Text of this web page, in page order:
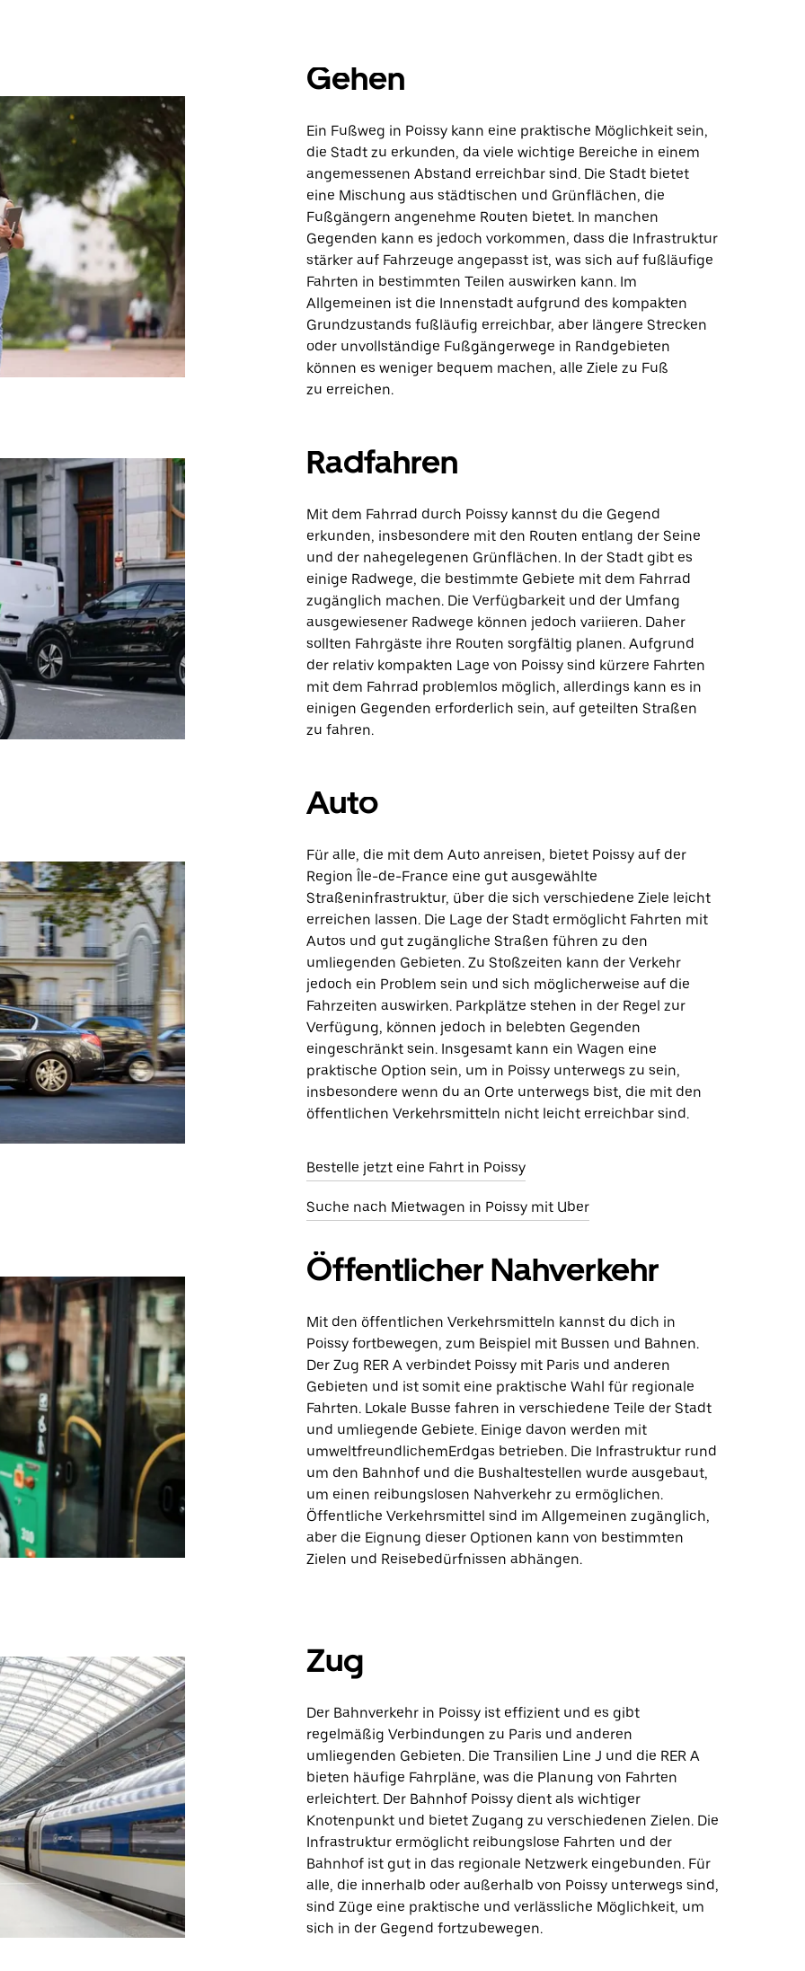
Gehen
Ein Fußweg in Poissy kann eine praktische Möglichkeit sein,
die Stadt zu erkunden, da viele wichtige Bereiche in einem
angemessenen Abstand erreichbar sind. Die Stadt bietet
eine Mischung aus städtischen und Grünflächen, die
Fußgängern angenehme Routen bietet. In manchen
Gegenden kann es jedoch vorkommen, dass die Infrastruktur
stärker auf Fahrzeuge angepasst ist, was sich auf fußläufige
Fahrten in bestimmten Teilen auswirken kann. Im
Allgemeinen ist die Innenstadt aufgrund des kompakten
Grundzustands fußläufig erreichbar, aber längere Strecken
oder unvollständige Fußgängerwege in Randgebieten
können es weniger bequem machen, alle Ziele zu Fuß
zu erreichen.
Radfahren
Mit dem Fahrrad durch Poissy kannst du die Gegend
erkunden, insbesondere mit den Routen entlang der Seine
und der nahegelegenen Grünflächen. In der Stadt gibt es
einige Radwege, die bestimmte Gebiete mit dem Fahrrad
zugänglich machen. Die Verfügbarkeit und der Umfang
ausgewiesener Radwege können jedoch variieren. Daher
sollten Fahrgäste ihre Routen sorgfältig planen. Aufgrund
der relativ kompakten Lage von Poissy sind kürzere Fahrten
mit dem Fahrrad problemlos möglich, allerdings kann es in
einigen Gegenden erforderlich sein, auf geteilten Straßen
zu fahren.
Auto
Für alle, die mit dem Auto anreisen, bietet Poissy auf der
Region Île-de-France eine gut ausgewählte
Straßeninfrastruktur, über die sich verschiedene Ziele leicht
erreichen lassen. Die Lage der Stadt ermöglicht Fahrten mit
Autos und gut zugängliche Straßen führen zu den
umliegenden Gebieten. Zu Stoßzeiten kann der Verkehr
jedoch ein Problem sein und sich möglicherweise auf die
Fahrzeiten auswirken. Parkplätze stehen in der Regel zur
Verfügung, können jedoch in belebten Gegenden
eingeschränkt sein. Insgesamt kann ein Wagen eine
praktische Option sein, um in Poissy unterwegs zu sein,
insbesondere wenn du an Orte unterwegs bist, die mit den
öffentlichen Verkehrsmitteln nicht leicht erreichbar sind.
Bestelle jetzt eine Fahrt in Poissy
Suche nach Mietwagen in Poissy mit Uber
Öffentlicher Nahverkehr
Mit den öffentlichen Verkehrsmitteln kannst du dich in
Poissy fortbewegen, zum Beispiel mit Bussen und Bahnen.
Der Zug RER A verbindet Poissy mit Paris und anderen
Gebieten und ist somit eine praktische Wahl für regionale
Fahrten. Lokale Busse fahren in verschiedene Teile der Stadt
und umliegende Gebiete. Einige davon werden mit
umweltfreundlichemErdgas betrieben. Die Infrastruktur rund
um den Bahnhof und die Bushaltestellen wurde ausgebaut,
um einen reibungslosen Nahverkehr zu ermöglichen.
Öffentliche Verkehrsmittel sind im Allgemeinen zugänglich,
aber die Eignung dieser Optionen kann von bestimmten
Zielen und Reisebedürfnissen abhängen.
Zug
Der Bahnverkehr in Poissy ist effizient und es gibt
regelmäßig Verbindungen zu Paris und anderen
umliegenden Gebieten. Die Transilien Line J und die RER A
bieten häufige Fahrpläne, was die Planung von Fahrten
erleichtert. Der Bahnhof Poissy dient als wichtiger
Knotenpunkt und bietet Zugang zu verschiedenen Zielen. Die
Infrastruktur ermöglicht reibungslose Fahrten und der
Bahnhof ist gut in das regionale Netzwerk eingebunden. Für
alle, die innerhalb oder außerhalb von Poissy unterwegs sind,
sind Züge eine praktische und verlässliche Möglichkeit, um
sich in der Gegend fortzubewegen.